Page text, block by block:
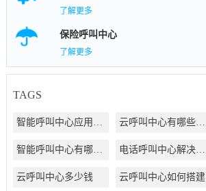
了解更多
保险呼叫中心
了解更多
TAGS
智能呼叫中心应用方案 云呼叫中心有哪些好处
智能呼叫中心有哪些好处 电话呼叫中心解决方案
云呼叫中心多少钱 云呼叫中心如何搭建